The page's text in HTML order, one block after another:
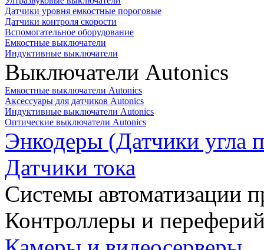
Датчики уровня емкостные пороговые
Датчики контроля скорости
Вспомогательное оборудование
Емкостные выключатели
Индуктивные выключатели
Выключатели Autonics
Емкостные выключатели Autonics
Аксессуары для датчиков Autonics
Индуктивные выключатели Autonics
Оптические выключатели Autonics
Энкодеры (Датчики угла
Датчики тока
Системы автоматизации
Контроллеры и